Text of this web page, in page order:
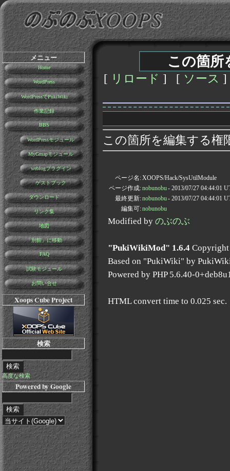
メニュー
Home
WordPress
WordPressでPukiWiki
作業記録
BBS
WordPressモジュール
MyGmapモジュール
weblogプラグイン
ゲストブック
ダウンロード
リンク集
地図
「別館」に移動
FAQ
試験モジュール
お問い合せ
Xoops Cube Project
検索
高度な検索
Powered by Google
この箇所
[ リロード ] [ ソース
この箇所を編集する権
ページ名:XOOPS/Hack/SysUtilModule
ページ作成:nobunobu- 2013/07/27 04:44:01
最終更新:nobunobu- 2013/07/27 04:44:01
編集可:nobunobu
Modified by のぶのぶ
"PukiWikiMod" 1.6.4
Based on "PukiWiki" by
Powered by PHP 5.6.40-
HTML convert time to 0.025 sec.